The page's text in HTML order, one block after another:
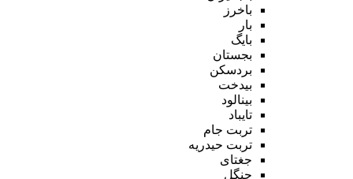
باخرز
بار
بایگ
بجستان
بردسکن
بیدخت
بینالود
تایباد
تربت جام
تربت حیدریه
جغتای
جنگل